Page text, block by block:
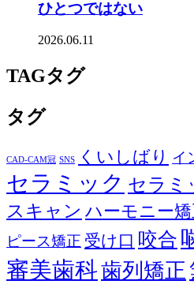
ひとつではない
2026.06.11
TAGタグ
タグ
CAD-CAM冠 SNS くいしばり イ
セラミック セラミ
スキャン ハーモニー
ピース矯正 受け口 咬合
審美歯科歯列矯正